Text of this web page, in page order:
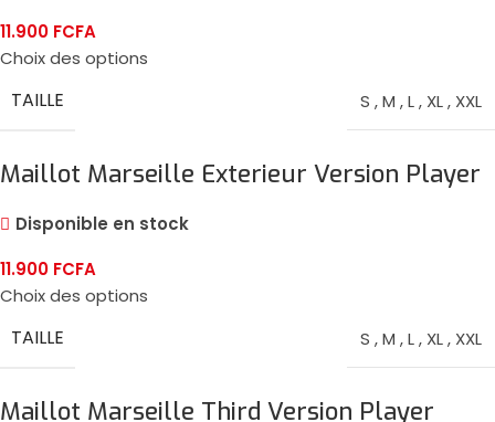
11.900 FCFA
Choix des options
TAILLE S ,M ,L, XL, XXL
Maillot Marseille Exterieur Version Player
2024/25
Disponible en stock
11.900 FCFA
Choix des options
TAILLE S ,M ,L, XL, XXL
Maillot Marseille Third Version Player